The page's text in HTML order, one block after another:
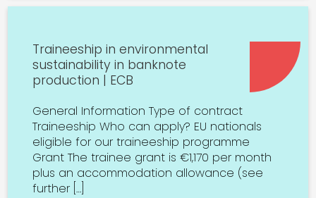
Traineeship in environmental
sustainability in banknote
production | ECB
General Information Type of contract
Traineeship Who can apply? EU nationals
eligible for our traineeship programme
Grant The trainee grant is €1,170 per month
plus an accommodation allowance (see
further […]